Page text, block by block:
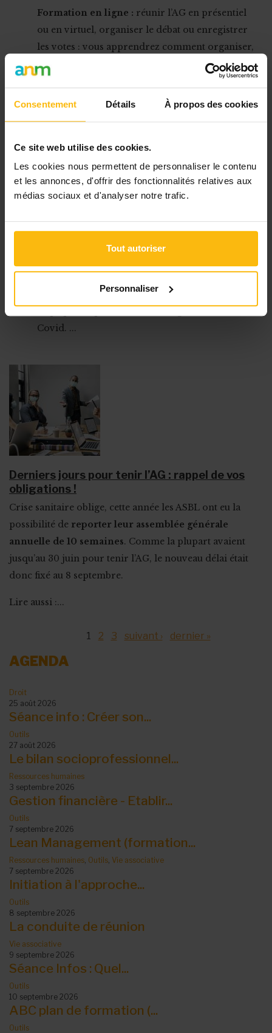
Consentement Détails À propos des cookies
Ce site web utilise des cookies.
Les cookies nous permettent de personnaliser le contenu
et les annonces, d'offrir des fonctionnalités relatives aux
médias sociaux et d'analyser notre trafic.
Tout autoriser
Personnaliser
Formation en ligne : réunir l’AG en présentiel
ou en virtuel, organiser le débat ou enregistrer
les votes : vous apprendrez comment organiser,
étape par étape, les assemblées générales à l’ère
les votes : vous apprendrez comment organiser,
Covid. ...
Derniers jours pour tenir l’AG : rappel de vos
obligations !
Crise sanitaire oblige, cette année les ASBL ont eu la
possibilité de reporter leur assemblée générale
annuelle de 10 semaines. Comme la plupart avaient
jusqu’au 30 juin pour tenir l’AG, le nouveau délai était
donc fixé au 8 septembre.
Lire aussi :...
1 2 3 suivant › dernier »
AGENDA
Droit
25 août 2026
Séance info : Créer son...
Outils
27 août 2026
Le bilan socioprofessionnel...
Ressources humaines
3 septembre 2026
Gestion financière - Etablir...
Outils
7 septembre 2026
Lean Management (formation...
Ressources humaines, Outils, Vie associative
7 septembre 2026
Initiation à l'approche...
Outils
8 septembre 2026
La conduite de réunion
Vie associative
9 septembre 2026
Séance Infos : Quel...
Outils
10 septembre 2026
ABC plan de formation (...
Outils